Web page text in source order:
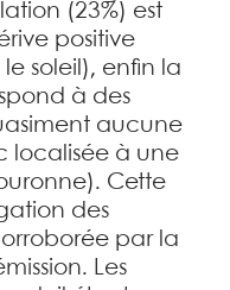
(23%) est
positive
soleil), enfin la
à des
aucune
localisée à une
Cette
des
par la
Les